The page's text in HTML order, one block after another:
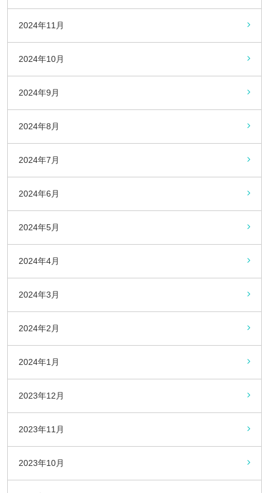
2024年11月
2024年10月
2024年9月
2024年8月
2024年7月
2024年6月
2024年5月
2024年4月
2024年3月
2024年2月
2024年1月
2023年12月
2023年11月
2023年10月